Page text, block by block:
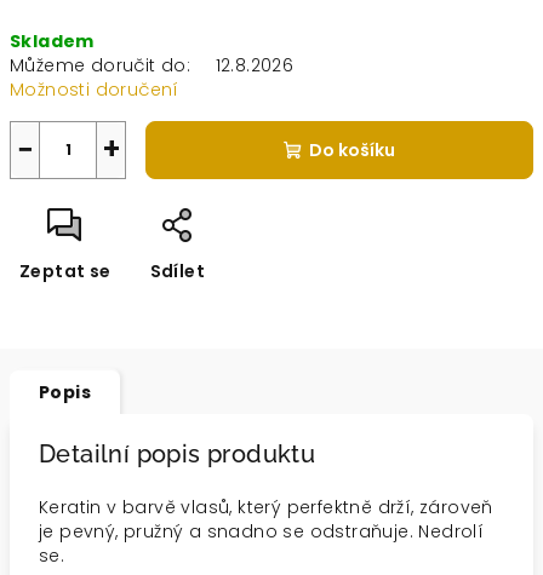
cena:
Skladem
Můžeme doručit do:
12.8.2026
Možnosti doručení
+
− Do košíku
Zeptat se Sdílet
Popis
Detailní popis produktu
Keratin v barvě vlasů, který perfektně drží, zároveň
je pevný, pružný a snadno se odstraňuje. Nedrolí
se.